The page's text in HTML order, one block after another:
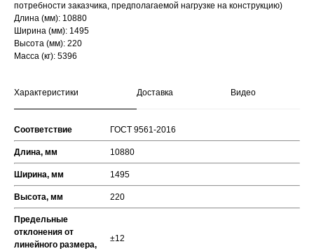
потребности заказчика, предполагаемой нагрузке на конструкцию)
Длина (мм): 10880
Ширина (мм): 1495
Высота (мм): 220
Масса (кг): 5396
Характеристики Доставка Видео
Соответствие ГОСТ 9561-2016
Длина, мм 10880
Ширина, мм 1495
Высота, мм 220
Предельные
отклонения от
линейного размера,
±12